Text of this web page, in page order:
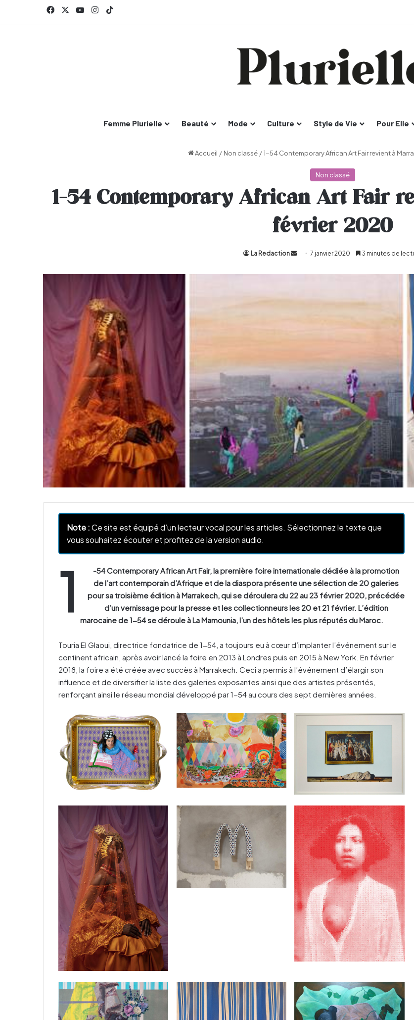
FacebookYouTubeInstagram
Femme Plurielle Beauté Mode Culture Style de Vie Pour Elle
Accueil / Non classé / 1-54 Contemporary African Art Fair revient à
Non classé
1-54 Contemporary African Art Fair
février 2020
La Redaction
Envoyer7 janvier 2020 3 minutes de
Note :Ce site est équipé d’un lecteur vocal pour les articles. Sélectionnez le texte que
vous souhaitez écouter et profitez de la version audio.
1
-54 Contemporary African Art Fair, la première foire internationale dédiée à la promotion
de l’art contemporain d’Afrique et de la diaspora présente une sélection de 20 galeries
pour sa troisième édition à Marrakech, qui se déroulera du 22 au 23 février 2020, précédée
d’un vernissage pour la presse et les collectionneurs les 20 et 21 février. L’édition
marocaine de 1-54 se déroule à La Mamounia, l’un des hôtels les plus réputés du Maroc.
Touria El Glaoui, directrice fondatrice de 1-54, a toujours eu à cœur d’implanter l’événement sur le
continent africain, après avoir lancé la foire en 2013 à Londres puis en 2015 à New York. En février
2018, la foire a été créée avec succès à Marrakech. Ceci a permis à l’événement d’élargir son
influence et de diversifier la liste des galeries exposantes ainsi que des artistes présentés,
renforçant ainsi le réseau mondial développé par 1-54 au cours des sept dernières années.